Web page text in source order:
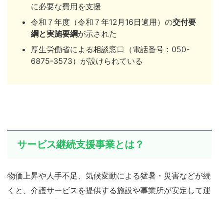
に必要な費用を支援
令和７年度（令和７年12月16日適用）の交付要
綱と実施要綱が示された
厚生労働省による相談窓口（電話番号：050-
6875-3573）が設けられている
サービス継続支援事業とは？
物価上昇や人手不足、気候変動による猛暑・災害などが続
くと、介護サービスを提供する施設や事業所が安定して運